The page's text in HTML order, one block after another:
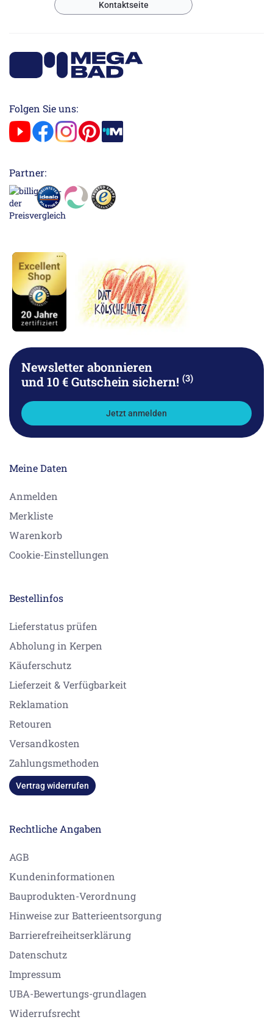
Kontaktseite
Folgen Sie uns:
Partner:
Newsletter abonnieren
und 10 € Gutschein sichern! (3)
Jetzt anmelden
Meine Daten
Anmelden
Merkliste
Warenkorb
Cookie-Einstellungen
Bestellinfos
Lieferstatus prüfen
Abholung in Kerpen
Käuferschutz
Lieferzeit & Verfügbarkeit
Reklamation
Retouren
Versandkosten
Zahlungsmethoden
Vertrag widerrufen
Rechtliche Angaben
AGB
Kundeninformationen
Bauprodukten-Verordnung
Hinweise zur Batterieentsorgung
Barrierefreiheitserklärung
Datenschutz
Impressum
UBA-Bewertungs-grundlagen
Widerrufsrecht